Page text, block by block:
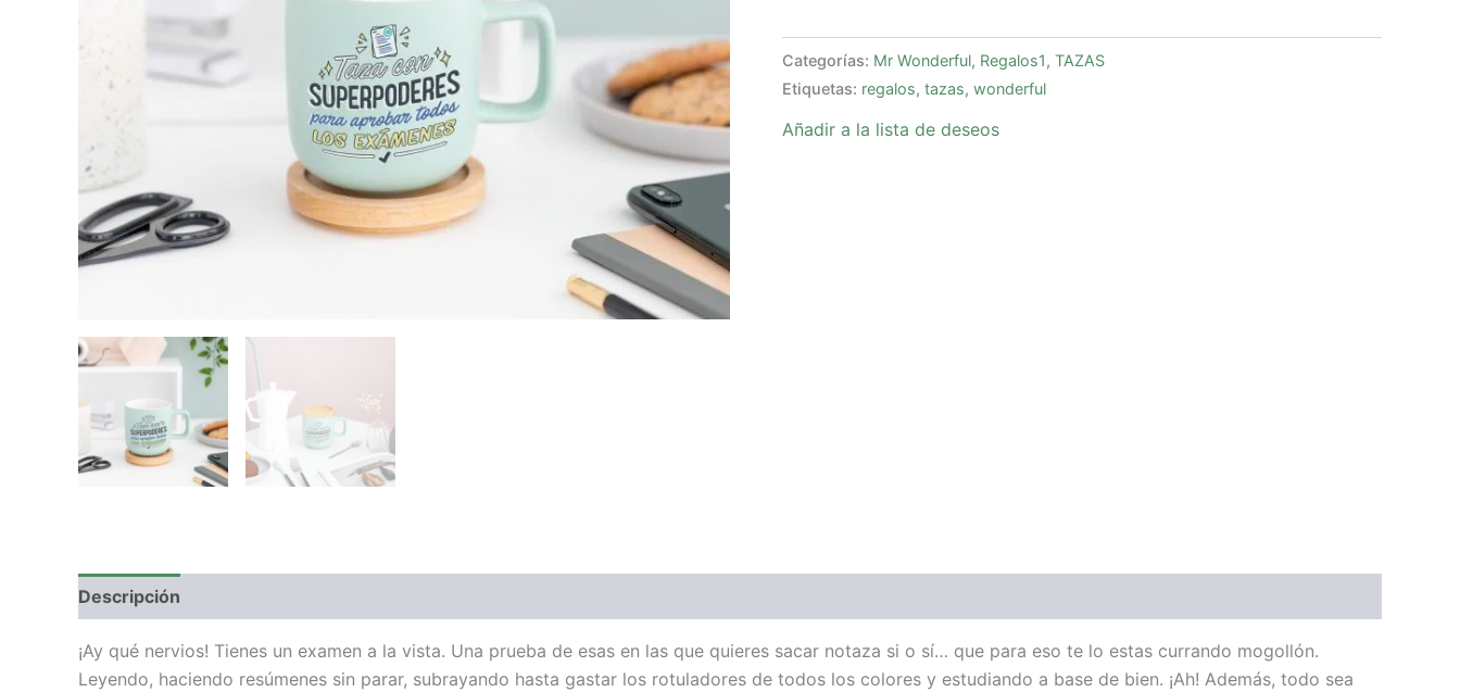
Categorías: Mr Wonderful, Regalos1, TAZAS
Etiquetas: regalos, tazas, wonderful
Añadir a la lista de deseos
Descripción
¡Ay qué nervios! Tienes un examen a la vista. Una prueba de esas en las que quieres sacar notaza si o sí… que para eso te lo estas currando mogollón.
Leyendo, haciendo resúmenes sin parar, subrayando hasta gastar los rotuladores de todos los colores y estudiando a base de bien. ¡Ah! Además, todo sea